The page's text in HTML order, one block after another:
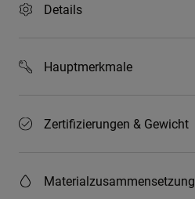
Details
Hauptmerkmale
Zertifizierungen & Gewicht
Materialzusammensetzung